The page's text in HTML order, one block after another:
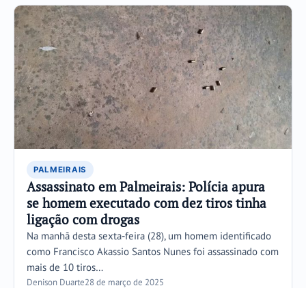
PALMEIRAIS
Assassinato em Palmeirais: Polícia apura
se homem executado com dez tiros tinha
ligação com drogas
Na manhã desta sexta-feira (28), um homem identificado
como Francisco Akassio Santos Nunes foi assassinado com
mais de 10 tiros…
Denison Duarte28 de março de 2025